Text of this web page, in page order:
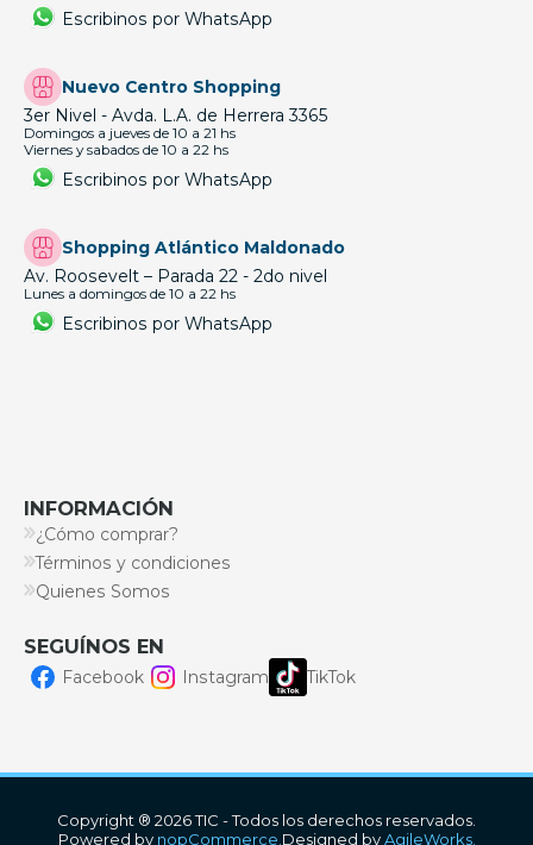
Escribinos por WhatsApp
Nuevo Centro Shopping
3er Nivel - Avda. L.A. de Herrera 3365
Domingos a jueves de 10 a 21 hs
Viernes y sabados de 10 a 22 hs
Escribinos por WhatsApp
Shopping Atlántico Maldonado
Av. Roosevelt – Parada 22 - 2do nivel
Lunes a domingos de 10 a 22 hs
Escribinos por WhatsApp
INFORMACIÓN
¿Cómo comprar?
Términos y condiciones
Quienes Somos
SEGUÍNOS EN
Facebook Instagram TikTok
Copyright ® 2026 TIC - Todos los derechos reservados.
Powered by nopCommerce. Designed byAgileWorks.